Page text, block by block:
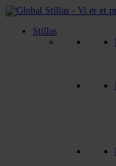
Stillas